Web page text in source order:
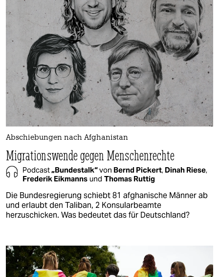
Abschiebungen nach Afghanistan
Migrationswende gegen Menschenrechte
Podcast„Bundestalk“von Bernd Pickert, Dinah Riese,
Frederik Eikmanns und Thomas Ruttig
Die Bundesregierung schiebt 81 afghanische Männer ab
und erlaubt den Taliban, 2 Konsularbeamte
herzuschicken. Was bedeutet das für Deutschland?